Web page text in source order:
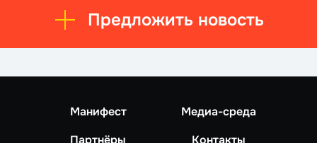
Предложить новость
Манифест
Медиа-среда